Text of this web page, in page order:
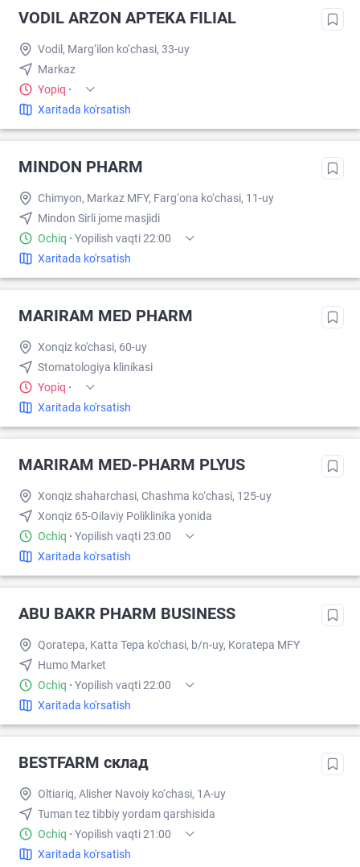
VODIL ARZON APTEKA FILIAL
Vodil, Marg‘ilon ko‘chasi, 33-uy
Markaz
Yopiq ·
Xaritada ko'rsatish
MINDON PHARM
Chimyon, Markaz MFY, Farg‘ona ko‘chasi, 11-uy
Mindon Sirli jome masjidi
Ochiq · Yopilish vaqti 22:00
Xaritada ko'rsatish
MARIRAM MED PHARM
Xonqiz ko'chasi, 60-uy
Stomatologiya klinikasi
Yopiq ·
Xaritada ko'rsatish
MARIRAM MED-PHARM PLYUS
Xonqiz shaharchasi, Chashma ko‘chasi, 125-uy
Xonqiz 65-Oilaviy Poliklinika yonida
Ochiq · Yopilish vaqti 23:00
Xaritada ko'rsatish
ABU BAKR PHARM BUSINESS
Qoratepa, Katta Tepa ko'chasi, b/n-uy, Koratepa MFY
Humo Market
Ochiq · Yopilish vaqti 22:00
Xaritada ko'rsatish
BESTFARM склад
Oltiariq, Alisher Navoiy ko‘chasi, 1A-uy
Tuman tez tibbiy yordam qarshisida
Ochiq · Yopilish vaqti 21:00
Xaritada ko'rsatish